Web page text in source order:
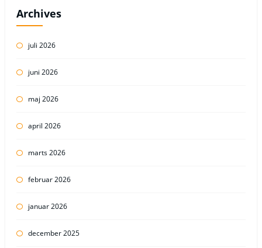
Archives
juli 2026
juni 2026
maj 2026
april 2026
marts 2026
februar 2026
januar 2026
december 2025